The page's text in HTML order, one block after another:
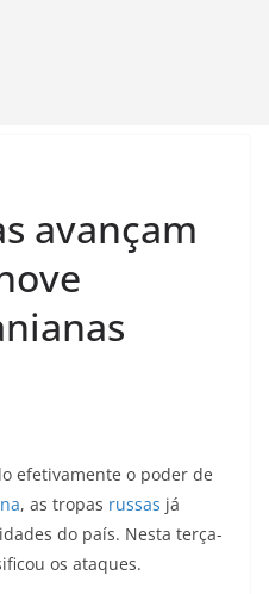
avançam
efetivamente o poder de
, as tropas russas já
do país. Nesta terça-
os ataques.